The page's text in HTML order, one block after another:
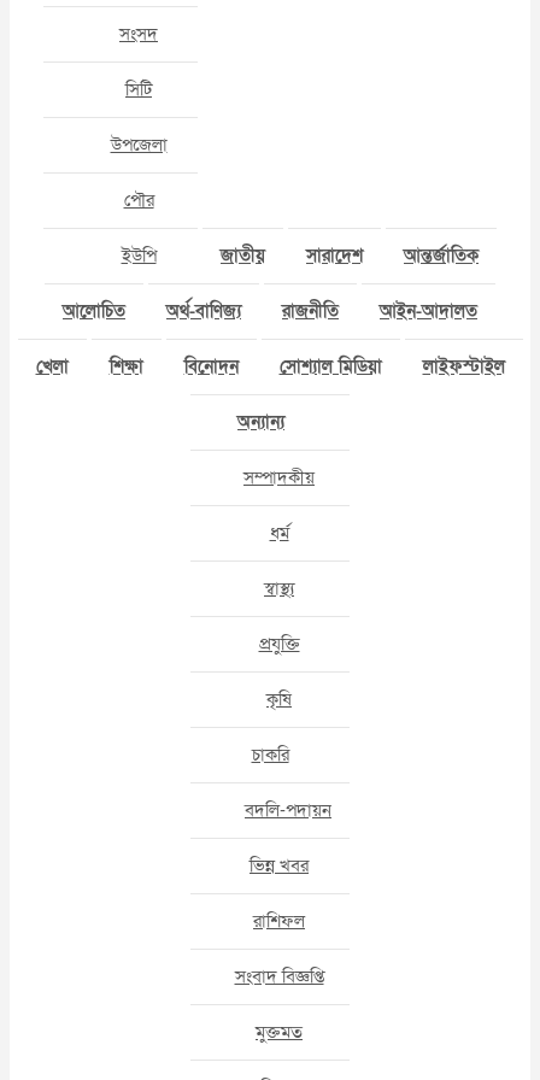
সংসদ
সিটি
উপজেলা
পৌর
ইউপি জাতীয় সারাদেশ আন্তর্জাতিক
আলোচিত অর্থ-বাণিজ্য রাজনীতি আইন-আদালত
খেলা শিক্ষা বিনোদন সোশ্যাল মিডিয়া লাইফস্টাইল
অন্যান্য
সম্পাদকীয়
ধর্ম
স্বাস্থ্য
প্রযুক্তি
কৃষি
চাকরি
বদলি-পদায়ন
ভিন্ন খবর
রাশিফল
সংবাদ বিজ্ঞপ্তি
মুক্তমত